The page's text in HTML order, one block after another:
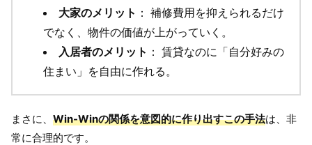
大家のメリット ： 補修費用を抑えられるだけ
でなく、物件の価値が上がっていく。
入居者のメリット ： 賃貸なのに「自分好みの
住まい」を自由に作れる。
まさに、 Win-Winの関係を意図的に作り出すこの手法は、非
常に合理的です。